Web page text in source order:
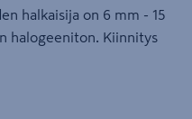
halkaisija on 6 mm - 15
halogeeniton. Kiinnitys